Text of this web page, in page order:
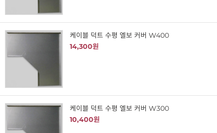
케이블 덕트 수평 엘보 커버 W400
14,300원
케이블 덕트 수평 엘보 커버 W300
10,400원